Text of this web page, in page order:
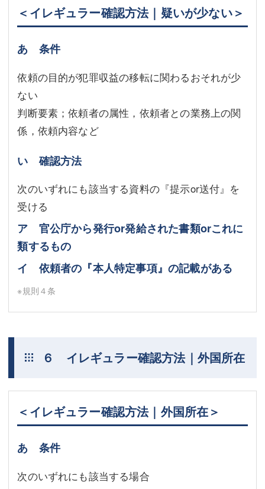
＜イレギュラー確認方法｜疑いが少ない＞
あ 条件
依頼の目的が犯罪収益の移転に関わるおそれが少
ない
判断要素；依頼者の属性，依頼者との業務上の関
係，依頼内容など
い 確認方法
次のいずれにも該当する資料の『提示or送付』を
受ける
ア 官公庁から発行or発給された書類orこれに
類するもの
イ 依頼者の『本人特定事項』の記載がある
※規則４条
６ イレギュラー確認方法｜外国所在
＜イレギュラー確認方法｜外国所在＞
あ 条件
次のいずれにも該当する場合